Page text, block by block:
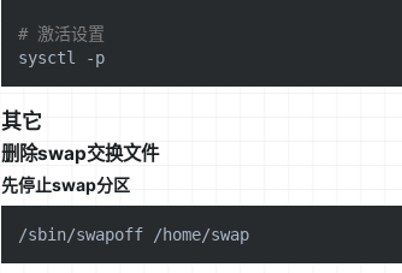
# 激活设置
其它
删除swap交换文件
先停止swap分区